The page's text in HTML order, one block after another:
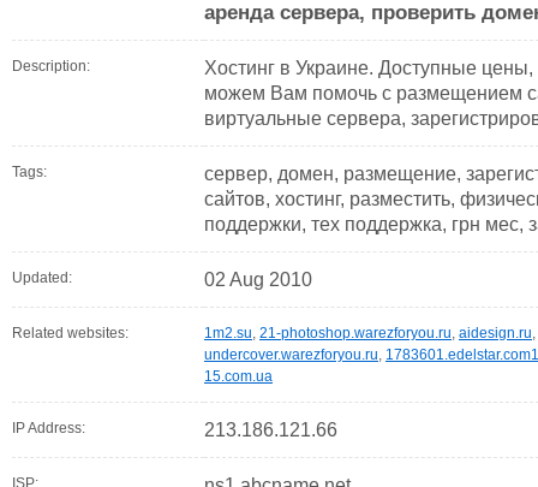
аренда сервера, проверить
Description:
Хостинг в Украине. Доступные
можем Вам помочь с размещением
виртуальные сервера,
Tags:
сервер, домен, размещение,
сайтов, хостинг, разместить,
поддержки, тех поддержка, грн мес,
Updated: 02 Aug 2010
Related websites: 1m2.su, 21-photoshop.warezforyou.ru, aidesign.ru,
undercover.warezforyou.ru,
15.com.ua
IP Address: 213.186.121.66
ISP: